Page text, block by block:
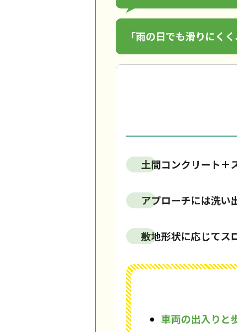
「雨の日でも滑りにく
土間コンクリート＋
アプローチには洗い
敷地形状に応じてス
車両の出入りと